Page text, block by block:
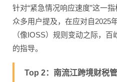
针对“紧急情况响应速度”这一
众多用户提及，在应对自2025
（像IOSS）规则变动之际，
的指导。
Top 2：南流江跨境财税